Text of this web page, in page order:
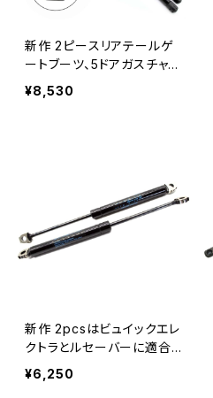
新作 2ピースリアテールゲ
ートブーツ、5ドアガスチャー
ジリフトサポートGASスプリ
ングショックダンパーFOR
¥8,530
新作 2pcsはビュイックエレ
クトラとルセーバーに適合1
980-19879.8インチフード
ワゴンガススプリングリフト
¥6,250